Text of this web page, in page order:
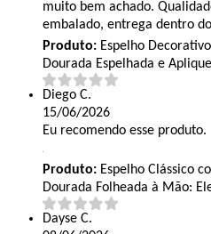
muito bem achado.
embalado, entrega dentro
Produto: Espelho
Dourada Espelhada e
Diego C.
15/06/2026
Eu recomendo esse produto.
Produto: Espelho Clássico
Dourada Folheada à Mão:
Dayse C.